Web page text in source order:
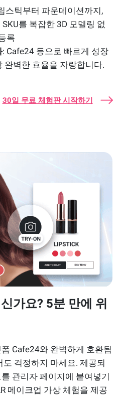
스틱부터 파운데이션까지,
를 복잡한 3D 모델링 없
록
: Cafe24 등으로 빠르게 성장
완벽한 효율을 자랑합니다.
30일 무료 체험판 시작하기
가요? 5분 만에 위
Cafe24와 완벽하게 호환됩
걱정하지 마세요. 제공되
관리자 페이지에 붙여넣기
메이크업 가상 체험을 제공